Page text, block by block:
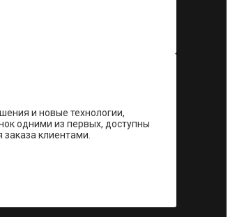
и новые технологии,
одними из первых, доступны
клиентами.